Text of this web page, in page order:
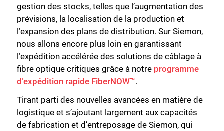
gestion des stocks, telles que l’augmentation des
prévisions, la localisation de la production et
l’expansion des plans de distribution. Sur Siemon,
nous allons encore plus loin en garantissant
l’expédition accélérée des solutions de câblage à
fibre optique critiques grâce à notre programme
d’expédition rapide FiberNOW™.
Tirant parti des nouvelles avancées en matière de
logistique et s’ajoutant largement aux capacités
de fabrication et d’entreposage de Siemon, qui